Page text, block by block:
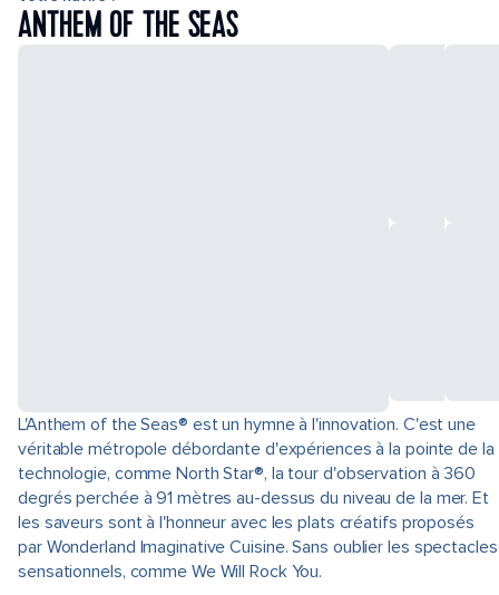
ANTHEM OF THE SEAS
L'Anthem of the Seas® est un hymne à l'innovation. C'est une
véritable métropole débordante d'expériences à la pointe de la
technologie, comme North Star®, la tour d'observation à 360
degrés perchée à 91 mètres au-dessus du niveau de la mer. Et
les saveurs sont à l'honneur avec les plats créatifs proposés
par Wonderland Imaginative Cuisine. Sans oublier les spectacles
sensationnels, comme We Will Rock You.